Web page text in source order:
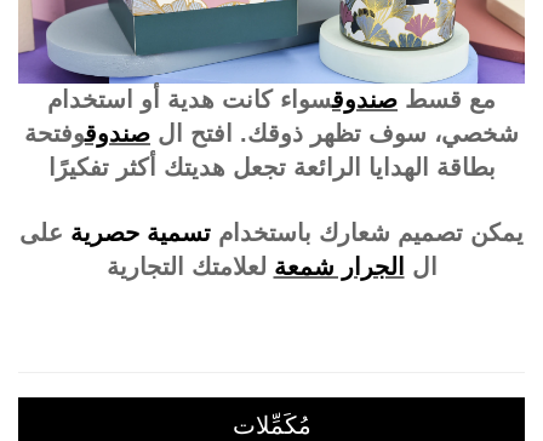
مع قسط صندوقسواء كانت هدية أو استخدام
شخصي، سوف تظهر ذوقك. افتح ال صندوقوفتحة
بطاقة الهدايا الرائعة تجعل هديتك أكثر تفكيرًا
يمكن تصميم شعارك باستخدام تسمية حصرية على
ال
الجرار شمعة لعلامتك التجارية
مُكَمِّلات